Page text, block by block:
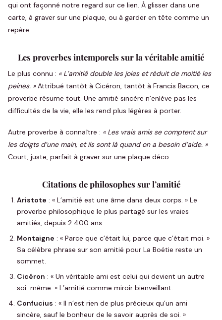
qui ont façonné notre regard sur ce lien. À glisser dans une
carte, à graver sur une plaque, ou à garder en tête comme un
repère.
Les proverbes intemporels sur la véritable amitié
Le plus connu : « L’amitié double les joies et réduit de moitié les
peines. »Attribué tantôt à Cicéron, tantôt à Francis Bacon, ce
proverbe résume tout. Une amitié sincère n’enlève pas les
difficultés de la vie, elle les rend plus légères à porter.
Autre proverbe à connaître : « Les vrais amis se comptent sur
les doigts d’une main, et ils sont là quand on a besoin d’aide. »
Court, juste, parfait à graver sur une plaque déco.
Citations de philosophes sur l’amitié
Aristote : « L’amitié est une âme dans deux corps. » Le
proverbe philosophique le plus partagé sur les vraies
amitiés, depuis 2 400 ans.
Montaigne : « Parce que c’était lui, parce que c’était moi. »
Sa célèbre phrase sur son amitié pour La Boétie reste un
sommet.
Cicéron : « Un véritable ami est celui qui devient un autre
soi-même. » L’amitié comme miroir bienveillant.
Confucius : « Il n’est rien de plus précieux qu’un ami
sincère, sauf le bonheur de le savoir auprès de soi. »